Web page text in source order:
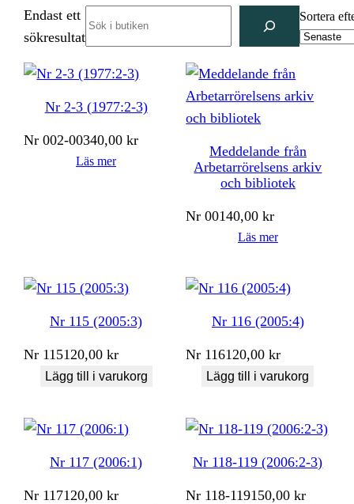
Endast ett
sökresultat
Sortera
Nr 2-3 (1977:2-3)
Nr 002-00340,00kr
Läs mer
Meddelande från
Arbetarrörelsens arkiv
och bibliotek
Nr 00140,00kr
Läs mer
Nr 115 (2005:3)
Nr 115120,00kr
Lägg till i varukorg
Nr 116 (2005:4)
Nr 116120,00kr
Lägg till i varukorg
Nr 117 (2006:1)
Nr 117120,00kr
Nr 118-119 (2006:2-3)
Nr 118-119150,00kr